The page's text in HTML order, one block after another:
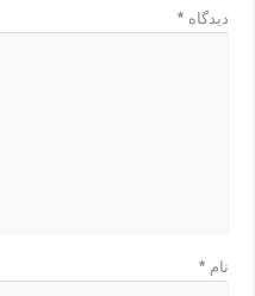
دیدگاه*
نام*